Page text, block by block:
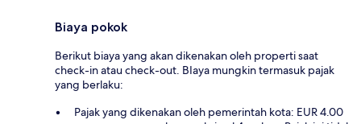
Biaya pokok
Berikut biaya yang akan dikenakan oleh properti saat
check-in atau check-out. BIaya mungkin termasuk pajak
yang berlaku:
Pajak yang dikenakan oleh pemerintah kota: EUR 4.00